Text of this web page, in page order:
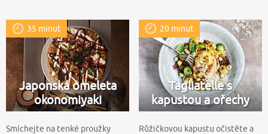
35 minut
Japonská omeleta
okonomiyaki
Smíchejte na tenké proužky
20 minut
Tagliatelle s
kapustou a ořechy
Růžičkovou kapustu očistěte a